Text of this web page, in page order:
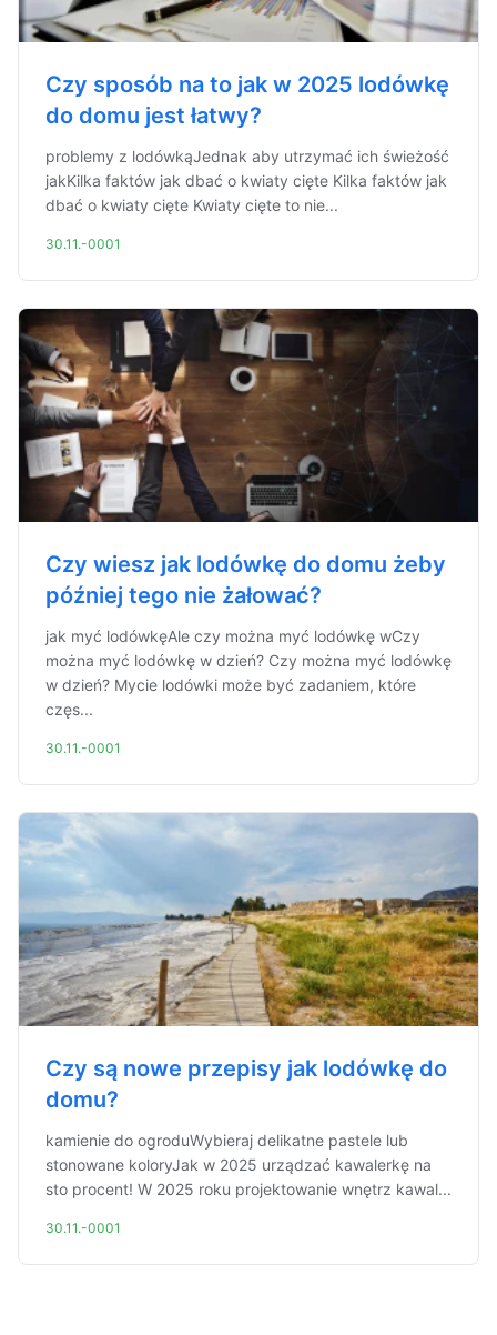
Czy sposób na to jak w 2025 lodówkę
do domu jest łatwy?
problemy z lodówkąJednak aby utrzymać ich świeżość
jakKilka faktów jak dbać o kwiaty cięte Kilka faktów jak
dbać o kwiaty cięte Kwiaty cięte to nie...
30.11.-0001
Czy wiesz jak lodówkę do domu żeby
później tego nie żałować?
jak myć lodówkęAle czy można myć lodówkę wCzy
można myć lodówkę w dzień? Czy można myć lodówkę
w dzień? Mycie lodówki może być zadaniem, które
częs...
30.11.-0001
Czy są nowe przepisy jak lodówkę do
domu?
kamienie do ogroduWybieraj delikatne pastele lub
stonowane koloryJak w 2025 urządzać kawalerkę na
sto procent! W 2025 roku projektowanie wnętrz kawal...
30.11.-0001